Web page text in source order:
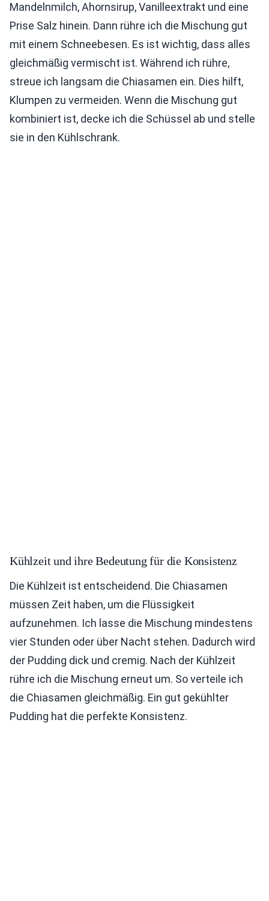
Mandelnmilch, Ahornsirup, Vanilleextrakt und eine
Prise Salz hinein. Dann rühre ich die Mischung gut
mit einem Schneebesen. Es ist wichtig, dass alles
gleichmäßig vermischt ist. Während ich rühre,
streue ich langsam die Chiasamen ein. Dies hilft,
Klumpen zu vermeiden. Wenn die Mischung gut
kombiniert ist, decke ich die Schüssel ab und stelle
sie in den Kühlschrank.
Kühlzeit und ihre Bedeutung für die Konsistenz
Die Kühlzeit ist entscheidend. Die Chiasamen
müssen Zeit haben, um die Flüssigkeit
aufzunehmen. Ich lasse die Mischung mindestens
vier Stunden oder über Nacht stehen. Dadurch wird
der Pudding dick und cremig. Nach der Kühlzeit
rühre ich die Mischung erneut um. So verteile ich
die Chiasamen gleichmäßig. Ein gut gekühlter
Pudding hat die perfekte Konsistenz.